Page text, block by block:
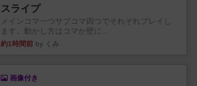
スライプ
メインコマ一つサブコマ四つでそれぞれプレイし
ます。動かし方はコマか壁に...
約1時間前 by くみ
画像付き